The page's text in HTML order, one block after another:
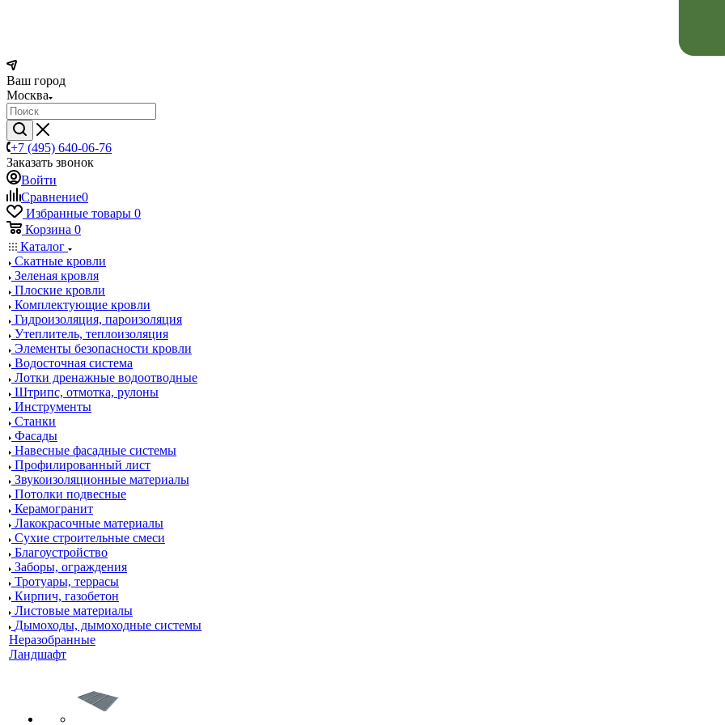
Ваш город
Москва
+7 (495) 640-06-76
Заказать звонок
Войти
Сравнение0
Избранные товары 0
Корзина 0
Каталог
Скатные кровли
Зеленая кровля
Плоские кровли
Комплектующие кровли
Гидроизоляция, пароизоляция
Утеплитель, теплоизоляция
Элементы безопасности кровли
Водосточная система
Лотки дренажные водоотводные
Штрипс, отмотка, рулоны
Инструменты
Станки
Фасады
Навесные фасадные системы
Профилированный лист
Звукоизоляционные материалы
Потолки подвесные
Керамогранит
Лакокрасочные материалы
Сухие строительные смеси
Благоустройство
Заборы, ограждения
Тротуары, террасы
Кирпич, газобетон
Листовые материалы
Дымоходы, дымоходные системы
Неразобранные
Ландшафт